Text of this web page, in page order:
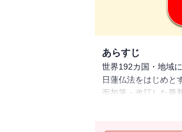
あらすじ
世界192カ国・地域
日蓮仏法をはじめと
面加筆・改訂した最
宗教家・社会運動